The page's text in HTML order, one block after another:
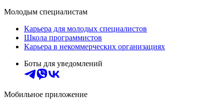
Молодым специалистам
Карьера для молодых специалистов
Школа программистов
Карьера в некоммерческих организациях
Боты для уведомлений
Мобильное приложение